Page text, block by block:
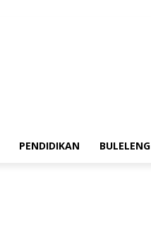
PENDIDIKAN BULELENG